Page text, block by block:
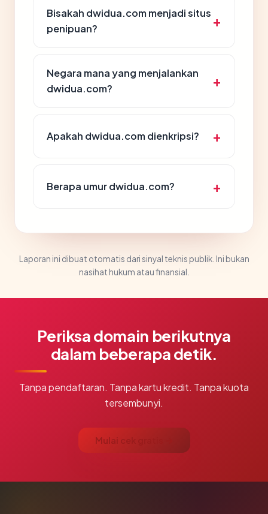
Bisakah dwidua.com menjadi situs
penipuan?
Negara mana yang menjalankan
dwidua.com?
Apakah dwidua.com dienkripsi?
Berapa umur dwidua.com?
Laporan ini dibuat otomatis dari sinyal teknis publik. Ini bukan
nasihat hukum atau finansial.
Periksa domain berikutnya
dalam beberapa detik.
Tanpa pendaftaran. Tanpa kartu kredit. Tanpa kuota
tersembunyi.
Mulai cek gratis →